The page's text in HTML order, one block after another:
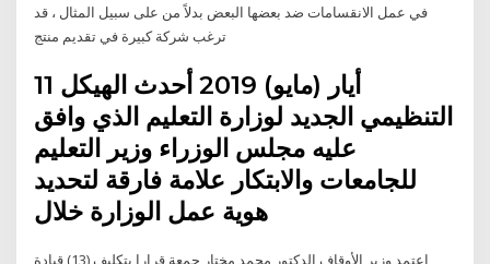
في عمل الانقسامات ضد بعضها البعض بدلاً من على سبيل المثال ، قد
ترغب شركة كبيرة في تقديم منتج
11 أيار (مايو) 2019 أحدث الهيكل
التنظيمي الجديد لوزارة التعليم الذي وافق
عليه مجلس الوزراء وزير التعليم
للجامعات والابتكار علامة فارقة لتحديد